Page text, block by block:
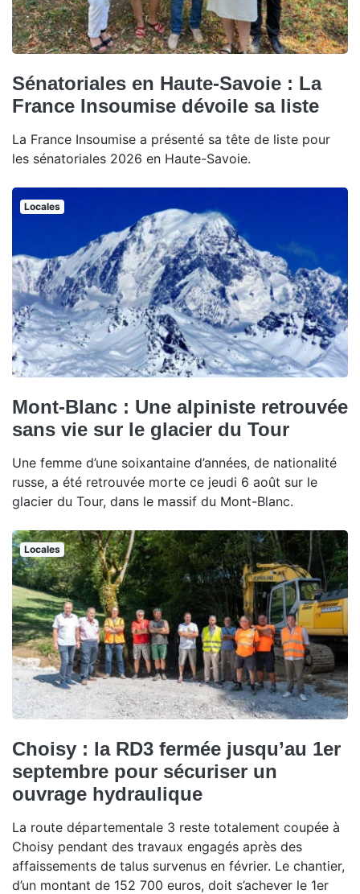
Sénatoriales en Haute-Savoie : La
France Insoumise dévoile sa liste
La France Insoumise a présenté sa tête de liste pour
les sénatoriales 2026 en Haute-Savoie.
Locales
Mont-Blanc : Une alpiniste retrouvée
sans vie sur le glacier du Tour
Une femme d’une soixantaine d’années, de nationalité
russe, a été retrouvée morte ce jeudi 6 août sur le
glacier du Tour, dans le massif du Mont-Blanc.
Locales
Choisy : la RD3 fermée jusqu’au 1er
septembre pour sécuriser un
ouvrage hydraulique
La route départementale 3 reste totalement coupée à
Choisy pendant des travaux engagés après des
affaissements de talus survenus en février. Le chantier,
d’un montant de 152 700 euros, doit s’achever le 1er